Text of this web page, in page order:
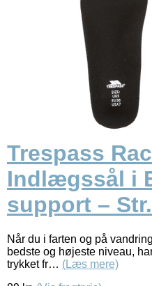
Trespass
Indlægssål i
support –
Når du i farten og på
bedste og højeste niveau,
trykket fr… (Læs mere)